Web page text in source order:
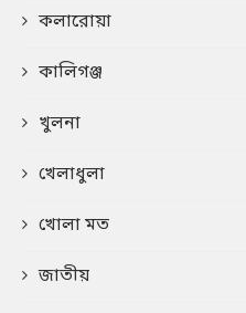
কলারোয়া
কালিগঞ্জ
খুলনা
খেলাধুলা
খোলা মত
জাতীয়